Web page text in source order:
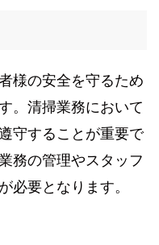
様の安全を守るため
。清掃業務において
守することが重要で
務の管理やスタッフ
必要となります。